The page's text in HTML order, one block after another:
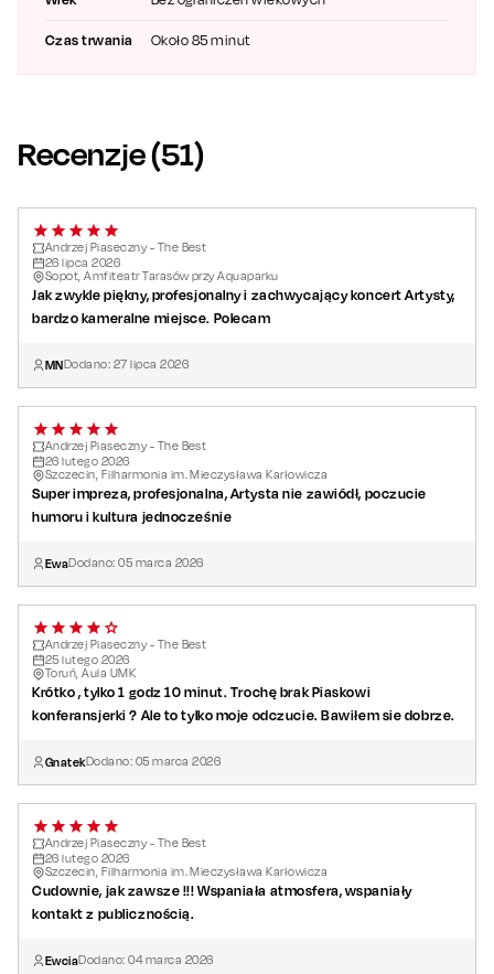
Czas trwania Około 85 minut
Na tym wyjątkowym koncercie usłyszysz największe hity
utworów, które na stałe wpisały się w polską muzykę
Nie przegap tej wyjątkowej okazji, by przeżyć niezapomnianą
noc z Andrzejem Piasecznym!
Recenzje (51)
Andrzej Piaseczny - The Best
26 lipca 2026
Sopot, Amfiteatr Tarasów przy Aquaparku
Jak zwykle piękny, profesjonalny i zachwycający koncert Artysty,
bardzo kameralne miejsce. Polecam
MNDodano: 27 lipca 2026
Andrzej Piaseczny - The Best
26 lutego 2026
Szczecin, Filharmonia im. Mieczysława Karłowicza
Super impreza, profesjonalna, Artysta nie zawiódł, poczucie
humoru i kultura jednocześnie
EwaDodano:05 marca 2026
Andrzej Piaseczny - The Best
25 lutego 2026
Toruń, Aula UMK
Krótko , tylko 1 godz 10 minut. Trochę brak Piaskowi
konferansjerki ? Ale to tylko moje odczucie. Bawiłem sie dobrze.
GnatekDodano: 05 marca 2026
Andrzej Piaseczny - The Best
26 lutego 2026
Szczecin, Filharmonia im. Mieczysława Karłowicza
Cudownie, jak zawsze !!! Wspaniała atmosfera, wspaniały
kontakt z publicznością.
EwciaDodano:04 marca 2026